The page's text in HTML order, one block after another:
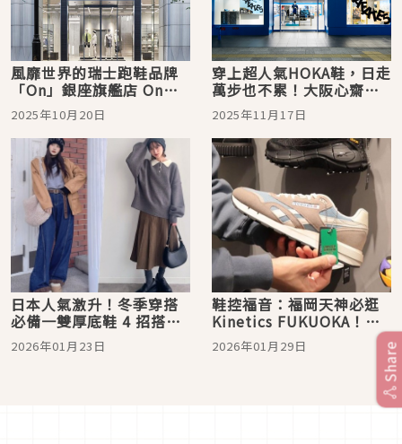
風靡世界的瑞士跑鞋品牌
「On」銀座旗艦店 On
Flagship Store Tokyo
Ginza 開幕！
2025年10月20日
穿上超人氣HOKA鞋，日走
萬步也不累！大阪心齋橋
旗艦店開幕
2025年11月17日
日本人氣激升！冬季穿搭
必備一雙厚底鞋 4 招搭配
輕鬆顯瘦又時髦
2026年01月23日
鞋控福音：福岡天神必逛
Kinetics FUKUOKA！各
種限定球鞋與潮牌讓你逛
不完
2026年01月29日 Share